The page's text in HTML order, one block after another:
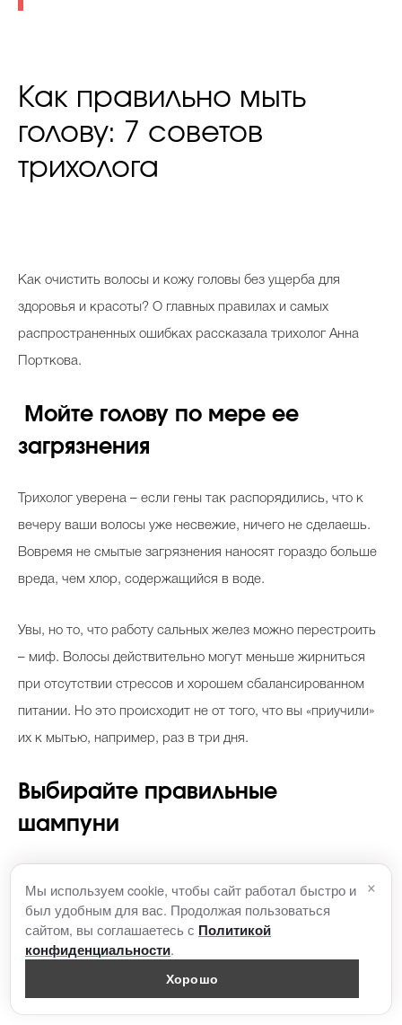
Как правильно мыть
голову: 7 советов
трихолога
Как очистить волосы и кожу головы без ущерба для
здоровья и красоты? О главных правилах и самых
распространенных ошибках рассказала трихолог Анна
Порткова.
Мойте голову по мере ее
загрязнения
Трихолог уверена – если гены так распорядились, что к
вечеру ваши волосы уже несвежие, ничего не сделаешь.
Вовремя не смытые загрязнения наносят гораздо больше
вреда, чем хлор, содержащийся в воде.
Увы, но то, что работу сальных желез можно перестроить
– миф. Волосы действительно могут меньше жирниться
при отсутствии стрессов и хорошем сбалансированном
питании. Но это происходит не от того, что вы «приучили»
их к мытью, например, раз в три дня.
Выбирайте правильные
шампуни
называемые сульфаты (Sodium Laureth Sulphate). Если у
вас есть необходимость мыть голову каждый день, Анна
советует выбирать шампунь, в состав которого не входит
Мы используем cookie, чтобы сайт работал быстро и
был удобным для вас. Продолжая пользоваться
сайтом, вы соглашаетесь с Политикой
конфиденциальности.
Хорошо
×